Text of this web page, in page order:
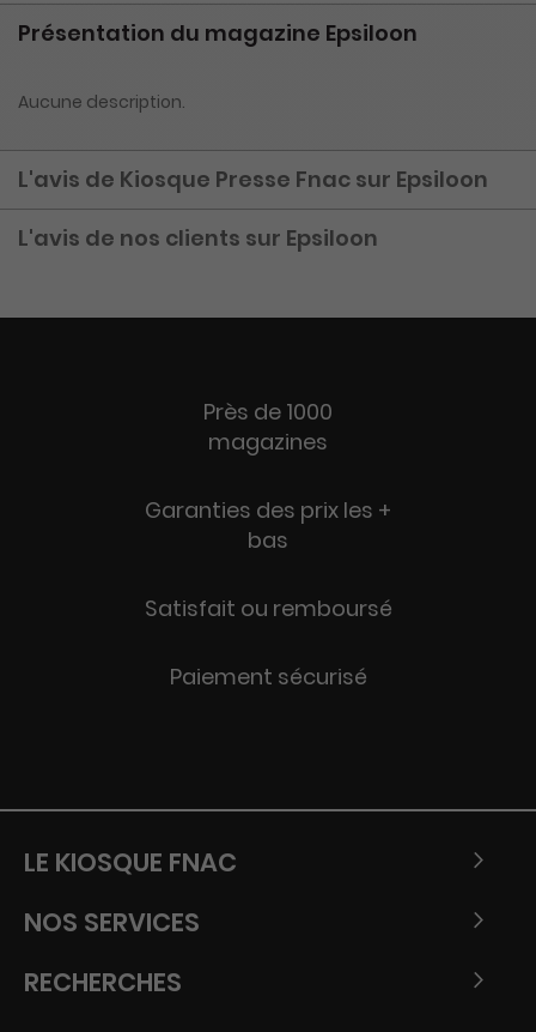
Présentation du magazine Epsiloon
Aucune description.
L'avis de Kiosque Presse Fnac sur Epsiloon
L'avis de nos clients sur Epsiloon
Près de 1000
magazines
Garanties des prix les +
bas
Satisfait ou remboursé
Paiement sécurisé
LE KIOSQUE FNAC
NOS SERVICES
RECHERCHES